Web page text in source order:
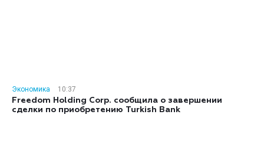
Экономика
10:37
Freedom Holding Corp. сообщила о завершении
сделки по приобретению Turkish Bank